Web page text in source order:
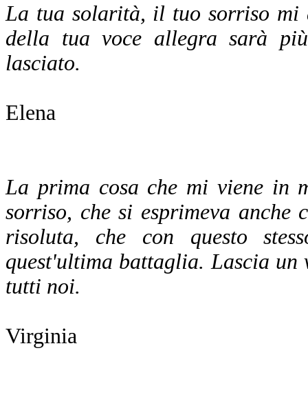
La tua solarità, il tuo sorriso mi
della tua voce allegra sarà
lasciato.
Elena
La prima cosa che mi viene in
sorriso, che si esprimeva anche
risoluta, che con questo
quest'ultima battaglia. Lascia un
tutti noi.
Virginia